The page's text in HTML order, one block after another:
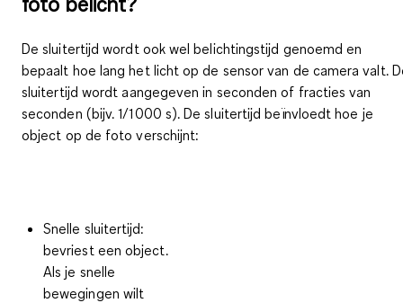
De sluitertijd wordt ook wel belichtingstijd genoemd en
bepaalt hoe lang het licht op de sensor van de camera valt.
sluitertijd wordt aangegeven in seconden of fracties van
seconden (bijv. 1/1000 s). De sluitertijd beïnvloedthoe je
object op de foto verschijnt:
Snelle sluitertijd:
bevriest een object.
Als je snelle
bewegingen wilt